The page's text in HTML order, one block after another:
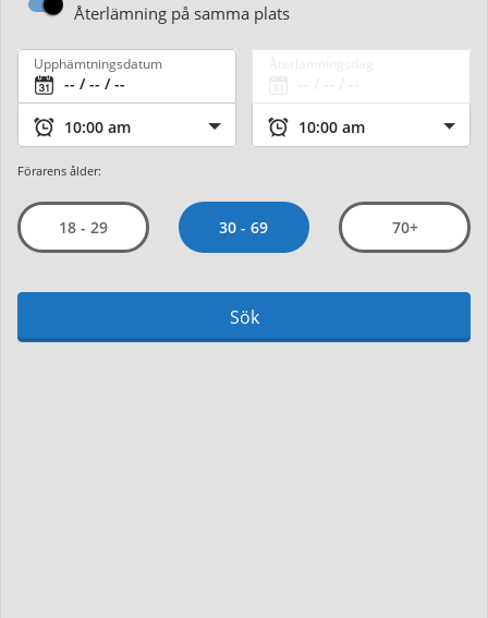
Återlämning på samma plats
Upphämtningsdatum
Förarens ålder:
18 - 29 30 - 69 70+
Sök